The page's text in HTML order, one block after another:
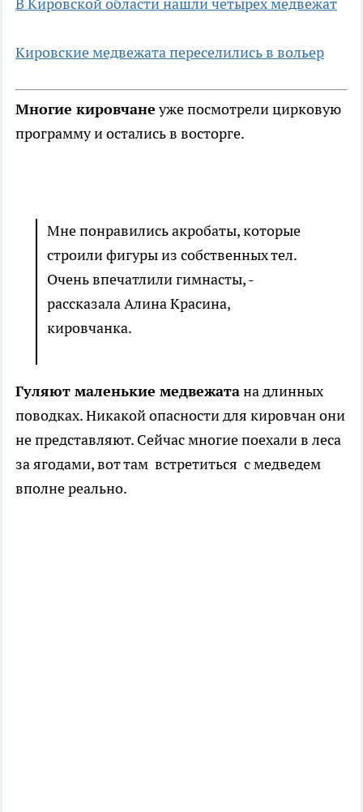
В Кировской области нашли четырех медвежат
Кировские медвежата переселились в вольер
Многие кировчанеуже посмотрели цирковую
программу и остались в восторге.
Мне понравились акробаты, которые
строили фигуры из собственных тел.
Очень впечатлили гимнасты, -
рассказала Алина Красина,
кировчанка.
Гуляют маленькие медвежатана длинных
поводках. Никакой опасности для кировчан они
не представляют. Сейчас многие поехали в леса
за ягодами, вот там встретиться с медведем
вполне реально.